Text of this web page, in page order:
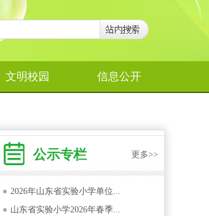
文明校园 信息公开
公示专栏 更多>>
2026年山东省实验小学单位...
山东省实验小学2026年春季...